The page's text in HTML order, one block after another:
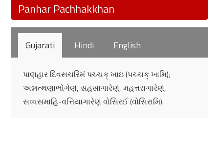
Panhar Pachhakkhan
Gujarati Hindi English
પાણહાર દિવસચરિમં પચ્ચક્ ખાઇ (પચ્ચક્ ખામિ);
અન્નત્થણાભોગેણં, સહસાગારેણં, મહત્તરાગારેણં,
સવ્વસમાહિ-વત્તિયાગારેણં વોસિરઈ (વોસિરામિ).